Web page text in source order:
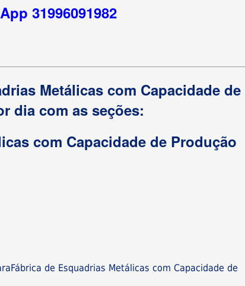
31996091982
Metálicas com Capacidade de
dia com as seções:
com Capacidade de Produção
de Esquadrias Metálicas com Capacidade de